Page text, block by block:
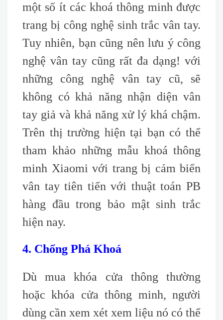
một số ít các khoá thông minh được
trang bị công nghệ sinh trắc vân tay.
Tuy nhiên, bạn cũng nên lưu ý công
nghệ vân tay cũng rất đa dạng! với
những công nghệ vân tay cũ, sẽ
không có khả năng nhận diện vân
tay giả và khả năng xử lý khá chậm.
Trên thị trường hiện tại bạn có thể
tham khảo những mẫu khoá thông
minh Xiaomi với trang bị cảm biến
vân tay tiên tiến với thuật toán PB
hàng đầu trong bảo mật sinh trắc
hiện nay.
4. Chống Phá Khoá
Dù mua khóa cửa thông thường
hoặc khóa cửa thông minh, người
dùng cần xem xét xem liệu nó có thể